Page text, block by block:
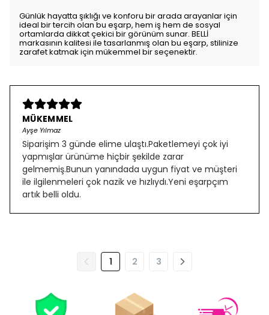
Günlük hayatta şıklığı ve konforu bir arada arayanlar için
ideal bir tercih olan bu eşarp, hem iş hem de sosyal
ortamlarda dikkat çekici bir görünüm sunar. BELLİ
markasının kalitesi ile tasarlanmış olan bu eşarp, stilinize
zarafet katmak için mükemmel bir seçenektir.
MÜKEMMEL
Ayşe Yılmaz
Siparişim 3 günde elime ulaştı.Paketlemeyi çok iyi
yapmışlar ürünüme hiçbir şekilde zarar
gelmemiş.Bunun yanındada uygun fiyat ve müşteri
ile ilgilenmeleri çok nazik ve hızlıydı.Yeni eşarpçım
artık belli oldu.
1 2 3